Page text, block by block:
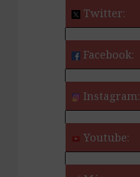
Twitter:
Facebook:
Instagram:
Youtube: